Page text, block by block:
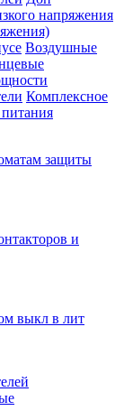
напряжения
Воздушные
Комплексное
защиты
и
выкл в лит